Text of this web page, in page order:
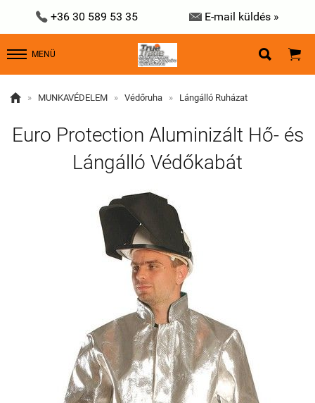
 +36 30 589 53 35  E-mail küldés »
MENÜ  
 » MUNKAVÉDELEM » Védőruha » Lángálló Ruházat
Euro Protection Aluminizált Hő- és
Lángálló Védőkabát